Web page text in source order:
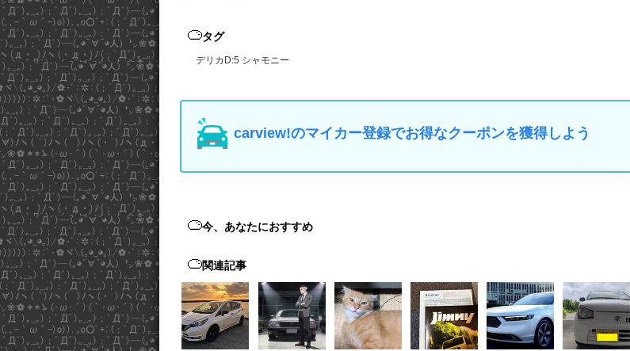
タグ
デリカD:5 シャモニー
carview!のマイカー登録でお得なクーポンを獲得しよう
今、あなたにおすすめ
関連記事